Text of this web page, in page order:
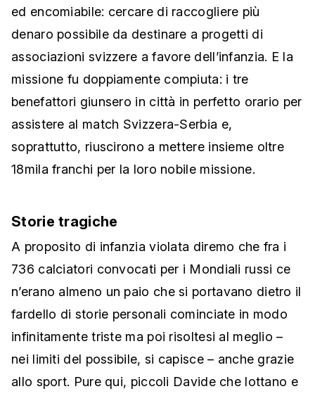
ed encomiabile: cercare di raccogliere più
denaro possibile da destinare a progetti di
associazioni svizzere a favore dell’infanzia. E la
missione fu doppiamente compiuta: i tre
benefattori giunsero in città in perfetto orario per
assistere al match Svizzera-Serbia e,
soprattutto, riuscirono a mettere insieme oltre
18mila franchi per la loro nobile missione.
Storie tragiche
A proposito di infanzia violata diremo che fra i
736 calciatori convocati per i Mondiali russi ce
n’erano almeno un paio che si portavano dietro il
fardello di storie personali cominciate in modo
infinitamente triste ma poi risoltesi al meglio –
nei limiti del possibile, si capisce – anche grazie
allo sport. Pure qui, piccoli Davide che lottano e